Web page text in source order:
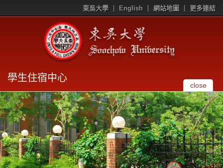
東吳大學 English 網站地圖 更多連結
學生住宿中心
close